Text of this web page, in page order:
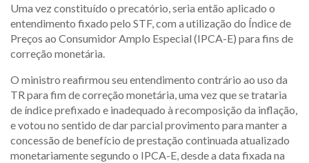
Uma vez constituído o precatório, seria então aplicado o
entendimento fixado pelo STF, com a utilização do Índice de
Preços ao Consumidor Amplo Especial (IPCA-E) para fins de
correção monetária.
O ministro reafirmou seu entendimento contrário ao uso da
TR para fim de correção monetária, uma vez que se trataria
de índice prefixado e inadequado à recomposição da inflação,
e votou no sentido de dar parcial provimento para manter a
concessão de benefício de prestação continuada atualizado
monetariamente segundo o IPCA-E, desde a data fixada na